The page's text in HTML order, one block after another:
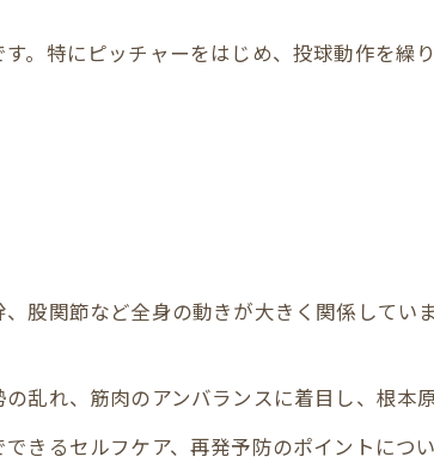
。特にピッチャーをはじめ、投球動作を繰
股関節など全身の動きが大きく関係してい
乱れ、筋肉のアンバランスに着目し、根本
きるセルフケア、再発予防のポイントにつ